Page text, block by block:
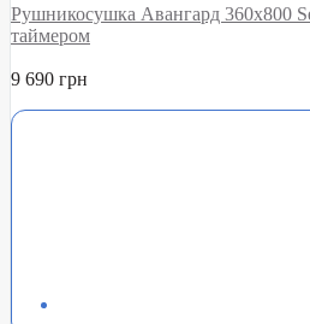
Рушникосушка Авангард 360х800
таймером
9 690 грн